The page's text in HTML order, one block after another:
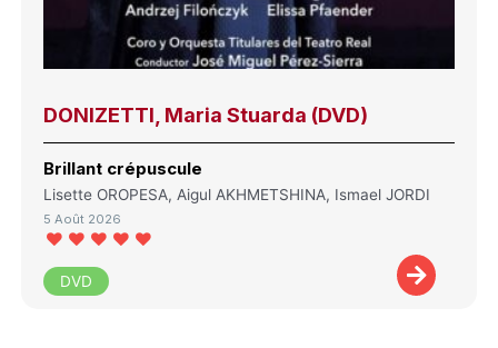
DONIZETTI, Maria Stuarda (DVD)
Brillant crépuscule
Lisette OROPESA, Aigul AKHMETSHINA, Ismael JORDI
5 Août 2026
DVD